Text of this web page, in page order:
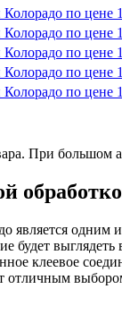
При
является
будет
клеевое
отличным